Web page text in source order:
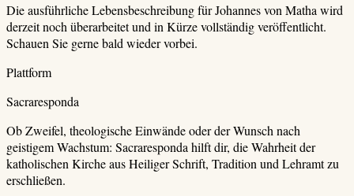
Die ausführliche Lebensbeschreibung fürJohannes von Matha wird
derzeit noch überarbeitet und in Kürze vollständig veröffentlicht.
Schauen Sie gerne bald wieder vorbei.
Plattform
Sacraresponda
Ob Zweifel, theologische Einwände oder der Wunsch nach
geistigem Wachstum: Sacraresponda hilft dir, die Wahrheit der
katholischen Kirche aus Heiliger Schrift, Tradition und Lehramt zu
erschließen.